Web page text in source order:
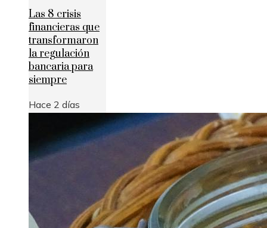
Las 8 crisis
financieras que
transformaron
la regulación
bancaria para
siempre
Hace 2 días